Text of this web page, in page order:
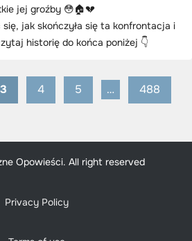
jej groźby 😳🏠💔
jak skończyła się ta konfrontacja i
historię do końca poniżej 👇
3 4 5 …
488
Opowieści. All right reserved
Privacy Policy